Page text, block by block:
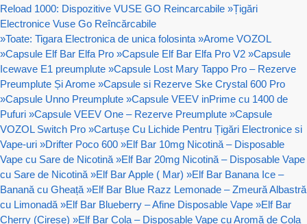
Reload 1000: Dispozitive VUSE GO Reincarcabile »Țigări
Electronice Vuse Go Reîncărcabile
»Toate: Tigara Electronica de unica folosinta »Arome VOZOL
»Capsule Elf Bar Elfa Pro »Capsule Elf Bar Elfa Pro V2 »Capsule
Icewave E1 preumplute »Capsule Lost Mary Tappo Pro – Rezerve
Preumplute Și Arome »Capsule si Rezerve Ske Crystal 600 Pro
»Capsule Unno Preumplute »Capsule VEEV inPrime cu 1400 de
Pufuri »Capsule VEEV One – Rezerve Preumplute »Capsule
VOZOL Switch Pro »Cartușe Cu Lichide Pentru Țigări Electronice si
Vape-uri »Drifter Poco 600 »Elf Bar 10mg Nicotină – Disposable
Vape cu Sare de Nicotină »Elf Bar 20mg Nicotină – Disposable Vape
cu Sare de Nicotină »Elf Bar Apple ( Mar) »Elf Bar Banana Ice –
Banană cu Gheață »Elf Bar Blue Razz Lemonade – Zmeură Albastră
cu Limonadă »Elf Bar Blueberry – Afine Disposable Vape »Elf Bar
Cherry (Cirese) »Elf Bar Cola – Disposable Vape cu Aromă de Cola